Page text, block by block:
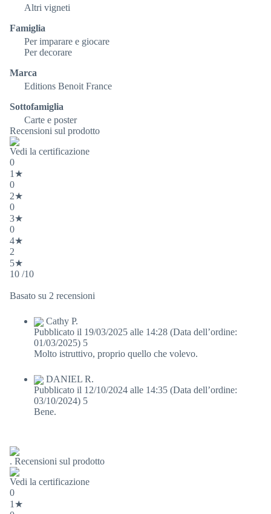
Altri vigneti
Famiglia
Per imparare e giocare
Per decorare
Marca
Editions Benoit France
Sottofamiglia
Carte e poster
Recensioni sul prodotto
Vedi la certificazione
0
1★
0
2★
0
3★
0
4★
2
5★
10 /10
Basato su 2 recensioni
Cathy P.
Pubblicato il 19/03/2025 alle 14:28 (Data dell’ordine:
01/03/2025) 5
Molto istruttivo, proprio quello che volevo.
DANIEL R.
Pubblicato il 12/10/2024 alle 14:35 (Data dell’ordine:
03/10/2024) 5
Bene.
. Recensioni sul prodotto
Vedi la certificazione
0
1★